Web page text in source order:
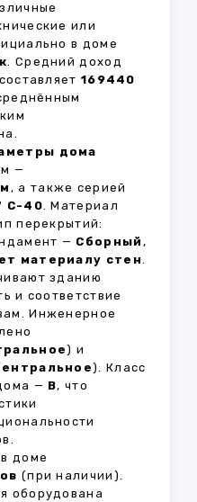
или
в доме
. Средний доход
169440
дома
—
, а также серией
С-40. Материал
перекрытий:
— Сборный ,
материалу стен.
зданию
и соответствие
Инженерное
) и
). Класс
— B, что
доме
(при наличии).
оборудована